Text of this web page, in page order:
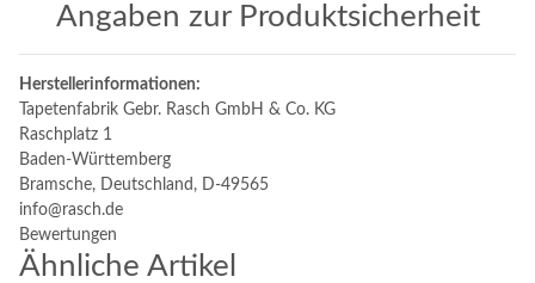
Angaben zur Produktsicherheit
Herstellerinformationen:
Tapetenfabrik Gebr. Rasch GmbH & Co. KG
Raschplatz 1
Baden-Württemberg
Bramsche, Deutschland, D-49565
info@rasch.de
Bewertungen
Ähnliche Artikel